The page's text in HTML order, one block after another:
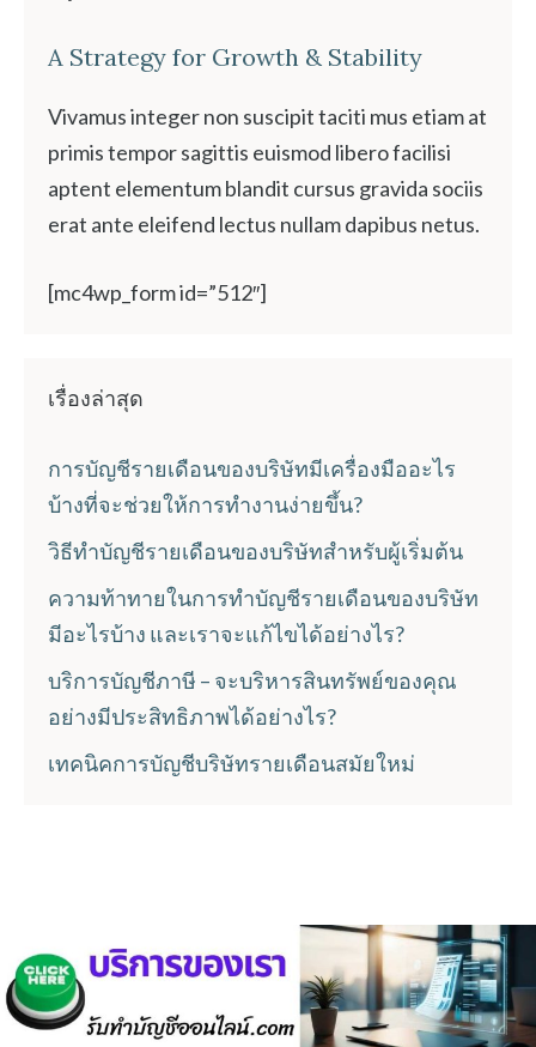
A Strategy for Growth & Stability
Vivamus integer non suscipit taciti mus etiam at
primis tempor sagittis euismod libero facilisi
aptent elementum blandit cursus gravida sociis
erat ante eleifend lectus nullam dapibus netus.
[mc4wp_form id=”512″]
เรื่องล่าสุด
การบัญชีรายเดือนของบริษัทมีเครื่องมืออะไร
บ้างที่จะช่วยให้การทำงานง่ายขึ้น?
วิธีทำบัญชีรายเดือนของบริษัทสำหรับผู้เริ่มต้น
ความท้าทายในการทำบัญชีรายเดือนของบริษัท
มีอะไรบ้าง และเราจะแก้ไขได้อย่างไร?
บริการบัญชีภาษี – จะบริหารสินทรัพย์ของคุณ
อย่างมีประสิทธิภาพได้อย่างไร?
เทคนิคการบัญชีบริษัทรายเดือนสมัยใหม่